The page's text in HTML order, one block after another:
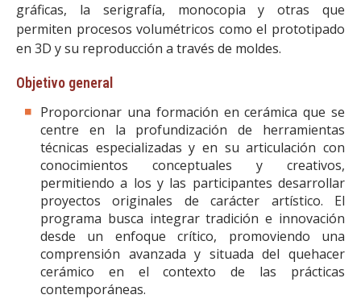
gráficas, la serigrafía, monocopia y otras que
permiten procesos volumétricos como el prototipado
en 3D y su reproducción a través de moldes.
Objetivo general
Proporcionar una formación en cerámica que se
centre en la profundización de herramientas
técnicas especializadas y en su articulación con
conocimientos conceptuales y creativos,
permitiendo a los y las participantes desarrollar
proyectos originales de carácter artístico. El
programa busca integrar tradición e innovación
desde un enfoque crítico, promoviendo una
comprensión avanzada y situada del quehacer
cerámico en el contexto de las prácticas
contemporáneas.